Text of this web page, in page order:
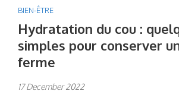
BIEN-ÊTRE
Hydratation du cou :
simples pour conserver
ferme
17 December 2022